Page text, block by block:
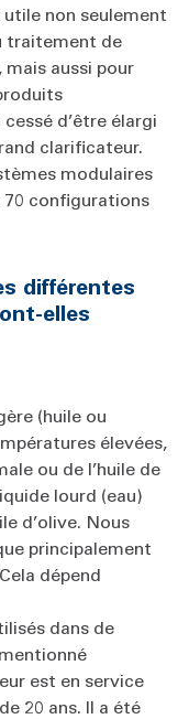
non seulement
traitement de
aussi pour
d’être élargi
clarificateur.
modulaires
70 configurations
différentes
elles
(huile ou
élevées,
ou de l’huile de
lourd (eau)
d’olive. Nous
principalement
dépend
dans de
est en service
20 ans. Il a été